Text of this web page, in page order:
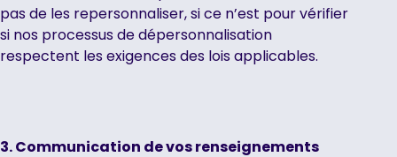
pas de les repersonnaliser, si ce n’est pour vérifier
si nos processus de dépersonnalisation
respectent les exigences des lois applicables.
3. Communication de vos renseignements